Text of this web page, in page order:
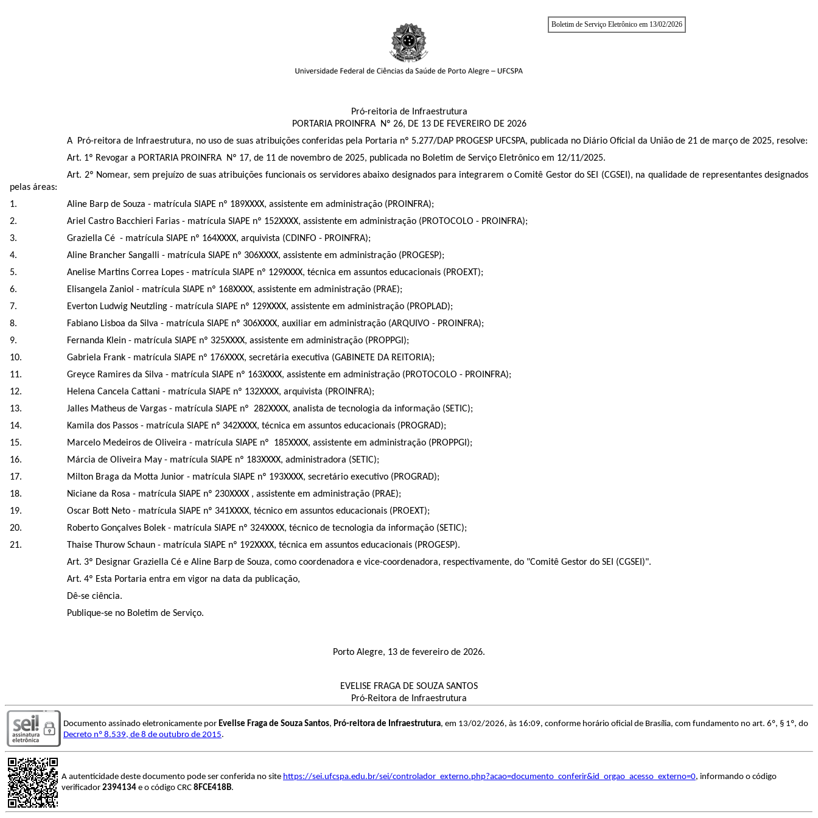
Boletim de Serviço Eletrônico em 13/02/2026
Pró-reitoria de Infraestrutura
PORTARIA PROINFRA Nº 26, DE 13 DE FEVEREIRO DE 2026
A Pró-reitora de Infraestrutura, no uso de suas atribuições conferidas pela Portaria nº 5.277/DAP PROGESP UFCSPA, publicada no Diário Oficial da União de 21 de março de 2025, resolve:
Art. 1º Revogar a PORTARIA PROINFRA Nº 17, de 11 de novembro de 2025, publicada no Boletim de Serviço Eletrônico em 12/11/2025.
Art. 2º Nomear, sem prejuízo de suas atribuições funcionais os servidores abaixo designados para integrarem o Comitê Gestor do SEI (CGSEI), na qualidade de representantes designados
pelas áreas:
Aline Barp de Souza - matrícula SIAPE nº 189XXXX, assistente em administração (PROINFRA);
Ariel Castro Bacchieri Farias - matrícula SIAPE nº 152XXXX, assistente em administração (PROTOCOLO - PROINFRA);
Graziella Cé - matrícula SIAPE nº 164XXXX, arquivista (CDINFO - PROINFRA);
Aline Brancher Sangalli - matrícula SIAPE nº 306XXXX, assistente em administração (PROGESP);
Anelise Martins Correa Lopes - matrícula SIAPE nº 129XXXX, técnica em assuntos educacionais (PROEXT);
Elisangela Zaniol - matrícula SIAPE nº 168XXXX, assistente em administração (PRAE);
Everton Ludwig Neutzling - matrícula SIAPE nº 129XXXX, assistente em administração (PROPLAD);
Fabiano Lisboa da Silva - matrícula SIAPE nº 306XXXX, auxiliar em administração (ARQUIVO - PROINFRA);
Fernanda Klein - matrícula SIAPE nº 325XXXX, assistente em administração (PROPPGI);
Gabriela Frank - matrícula SIAPE nº 176XXXX, secretária executiva (GABINETE DA REITORIA);
Greyce Ramires da Silva - matrícula SIAPE nº 163XXXX, assistente em administração (PROTOCOLO - PROINFRA);
Helena Cancela Cattani - matrícula SIAPE nº 132XXXX, arquivista (PROINFRA);
Jalles Matheus de Vargas - matrícula SIAPE nº 282XXXX, analista de tecnologia da informação (SETIC);
Kamila dos Passos - matrícula SIAPE nº 342XXXX, técnica em assuntos educacionais (PROGRAD);
Marcelo Medeiros de Oliveira - matrícula SIAPE nº 185XXXX, assistente em administração (PROPPGI);
Márcia de Oliveira May - matrícula SIAPE nº 183XXXX, administradora (SETIC);
Milton Braga da Motta Junior - matrícula SIAPE nº 193XXXX, secretário executivo (PROGRAD);
Niciane da Rosa - matrícula SIAPE nº 230XXXX , assistente em administração (PRAE);
Oscar Bott Neto - matrícula SIAPE nº 341XXXX, técnico em assuntos educacionais (PROEXT);
Roberto Gonçalves Bolek - matrícula SIAPE nº 324XXXX, técnico de tecnologia da informação (SETIC);
Thaise Thurow Schaun - matrícula SIAPE nº 192XXXX, técnica em assuntos educacionais (PROGESP).
Art. 3º Designar Graziella Cé e Aline Barp de Souza, como coordenadora e vice-coordenadora, respectivamente, do "Comitê Gestor do SEI (CGSEI)".
Art. 4º Esta Portaria entra em vigor na data da publicação,
Dê-se ciência.
Publique-se no Boletim de Serviço.
Porto Alegre, 13 de fevereiro de 2026.
EVELISE FRAGA DE SOUZA SANTOS
Pró-Reitora de Infraestrutura
Documento assinado eletronicamente por Evelise Fraga de Souza Santos, Pró-reitora de Infraestrutura, em 13/02/2026, às 16:09, conforme horário oficial de Brasília, com fundamento no art. 6º, § 1º, do
Decreto nº 8.539, de 8 de outubro de 2015.
A autenticidade deste documento pode ser conferida no site https://sei.ufcspa.edu.br/sei/controlador_externo.php?acao=documento_conferir&id_orgao_acesso_externo=0, informando o código
verificador 2394134 e o código CRC 8FCE418B.